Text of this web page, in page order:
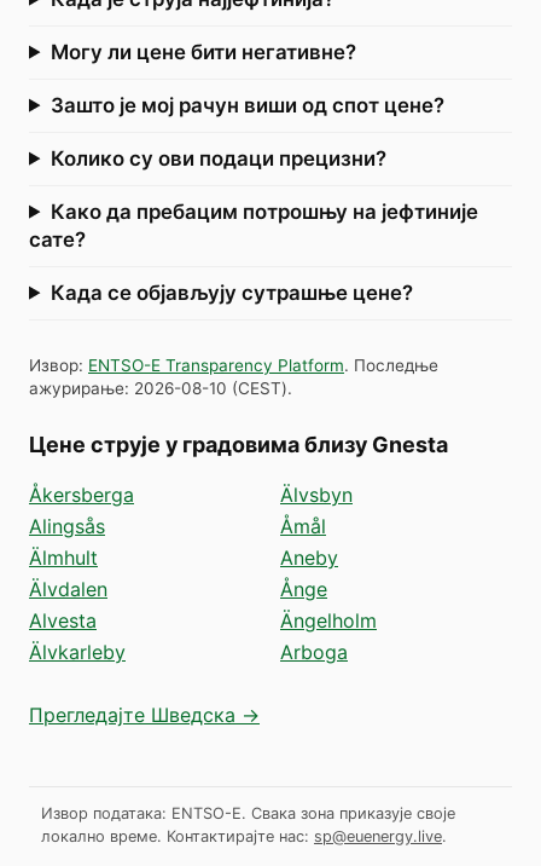
Могу ли цене бити негативне?
Зашто је мој рачун виши од спот цене?
Колико су ови подаци прецизни?
Како да пребацим потрошњу на јефтиније
сате?
Када се објављују сутрашње цене?
Извор: ENTSO-E Transparency Platform. Последње
ажурирање: 2026-08-10 (CEST).
Цене струје у градовима близу Gnesta
Åkersberga
Alingsås
Älmhult
Älvdalen
Alvesta
Älvkarleby
Älvsbyn
Åmål
Aneby
Ånge
Ängelholm
Arboga
Прегледајте Шведска →
Извор података: ENTSO-E. Свака зона приказује своје
локално време. Контактирајте нас: sp@euenergy.live.